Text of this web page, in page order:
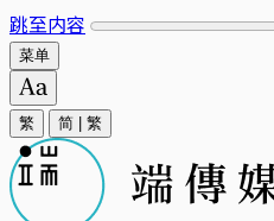
跳至内容
菜单
繁 简 繁